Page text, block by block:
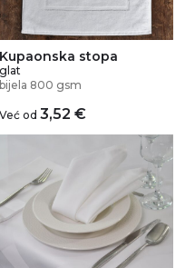
Kupaonska stopa
glat
bijela 800 gsm
Već od 3,52 €